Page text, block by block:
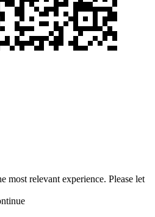
most relevant experience. Please let